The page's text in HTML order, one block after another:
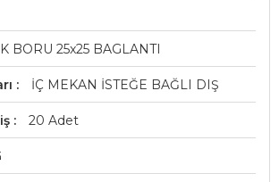
BORU 25x25 BAGLANTI
İÇ MEKAN İSTEĞE BAĞLI DIŞ
20 Adet